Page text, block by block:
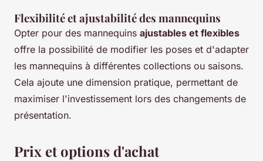
Flexibilité et ajustabilité des mannequins
Opter pour des mannequins ajustables et flexibles
offre la possibilité de modifier les poses et d'adapter
les mannequins à différentes collections ou saisons.
Cela ajoute une dimension pratique, permettant de
maximiser l'investissement lors des changements de
présentation.
Prix et options d'achat